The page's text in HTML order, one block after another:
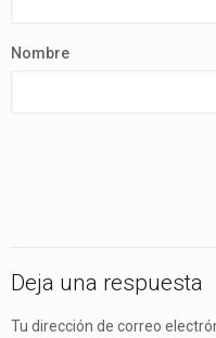
Nombre
Deja una respuesta
Tu dirección de correo